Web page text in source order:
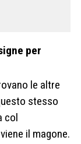
per
le altre
stesso
col
il magone.